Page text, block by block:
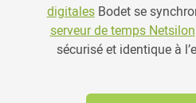
digitalesBodet se
serveur de temps Netsilon
sécurisé et identique à